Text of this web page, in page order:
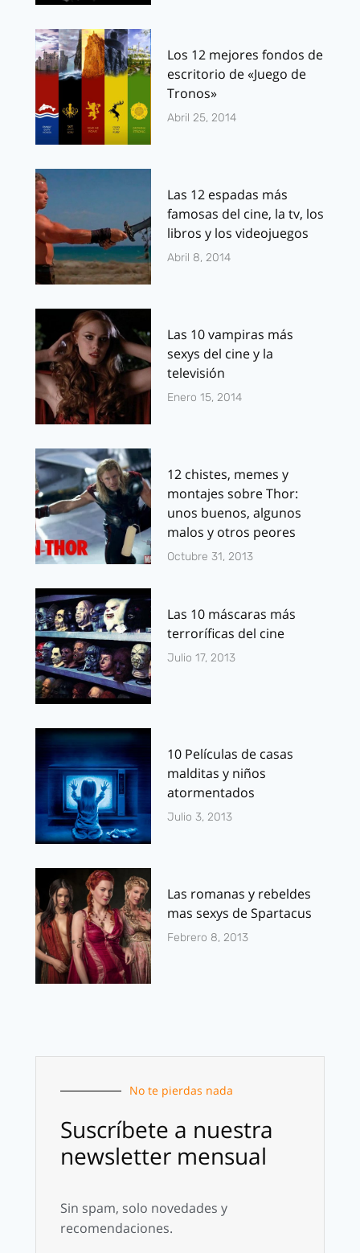
Los 12 mejores fondos de
escritorio de «Juego de
Tronos»
Abril 25, 2014
Las 12 espadas más
famosas del cine, la tv, los
libros y los videojuegos
Abril 8, 2014
Las 10 vampiras más
sexys del cine y la
televisión
Enero 15, 2014
12 chistes, memes y
montajes sobre Thor:
unos buenos, algunos
malos y otros peores
Octubre 31, 2013
Las 10 máscaras más
terroríficas del cine
Julio 17, 2013
10 Películas de casas
malditas y niños
atormentados
Julio 3, 2013
Las romanas y rebeldes
mas sexys de Spartacus
Febrero 8, 2013
No te pierdas nada
Suscríbete a nuestra
newsletter mensual
Sin spam, solo novedades y
recomendaciones.